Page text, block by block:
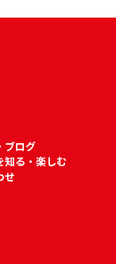
ブログ
知る・楽しむ
せ